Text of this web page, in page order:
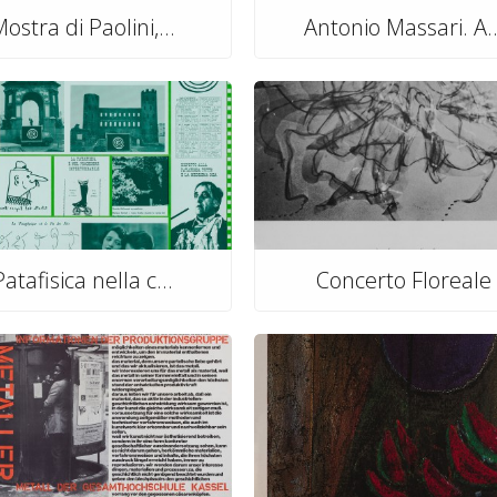
di Paolini,... Antonio Massari.
nella c... Concerto Floreale